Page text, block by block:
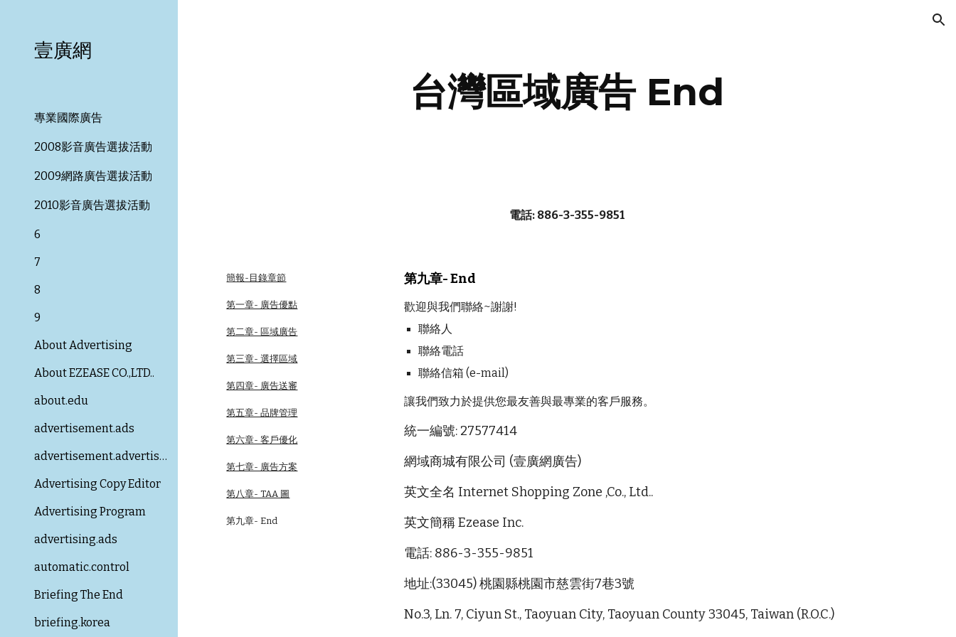
壹廣網
專業國際廣告
2008影音廣告選拔活動
2009網路廣告選拔活動
2010影音廣告選拔活動
6
7
8
9
About Advertising
About EZEASE CO.,LTD..
about.edu
advertisement.ads
advertisement.advertising
Advertising Copy Editor
Advertising Program
advertising.ads
automatic.control
Briefing The End
briefing.korea
台灣區域廣告 End
電話: 886-3-355-9851
簡報-目錄章節
第一章- 廣告優點
第二章- 區域廣告
第三章- 選擇區域
第四章- 廣告送審
第五章- 品牌管理
第六章- 客戶優化
第七章- 廣告方案
第八章- TAA 圖
第九章-End
第九章- End
歡迎與我們聯絡~謝謝!
聯絡人
聯絡電話
聯絡信箱 (e-mail)
讓我們致力於提供您最友善與最專業的客戶服務。
統一編號: 27577414
網域商城有限公司 (壹廣網廣告)
英文全名 Internet Shopping Zone ,Co., Ltd..
英文簡稱 Ezease Inc.
電話: 886-3-355-9851
地址:(33045) 桃園縣桃園市慈雲街7巷3號
No.3, Ln. 7, Ciyun St., Taoyuan City, Taoyuan County 33045, Taiwan (R.O.C.)